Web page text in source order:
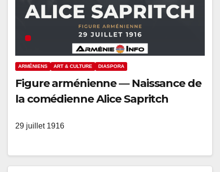
ARMÉNIENS ART & CULTURE DIASPORA
Figure arménienne — Naissance de
la comédienne Alice Sapritch
29 juillet 1916